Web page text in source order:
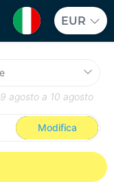
EUR
9 agosto a 10 agosto
Modifica